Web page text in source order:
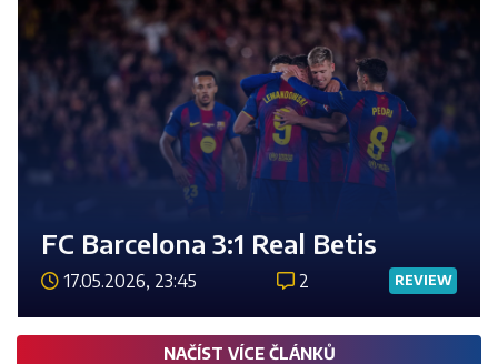
FC Barcelona 3:1 Real Betis
17.05.2026, 23:45 2 REVIEW
NAČÍST VÍCE ČLÁNKŮ